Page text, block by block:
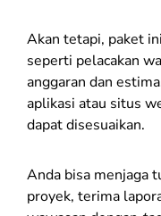
Akan tetapi, paket
seperti pelacakan
anggaran dan
aplikasi atau situs
dapat disesuaikan.
Anda bisa menjaga
proyek, terima